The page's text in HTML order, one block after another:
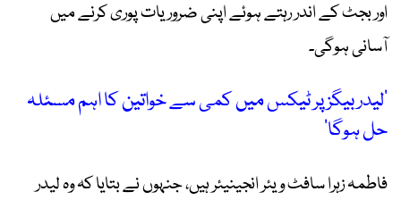
اور بجٹ کے اندر رہتے ہوئے اپنی ضروریات پوری کرنے میں
آسانی ہوگی۔
’لیدر بیگز پر ٹیکس میں کمی سے خواتین کا اہم مسئلہ
حل ہوگا‘
فاطمہ زہرا سافٹ ویئر انجینیئر ہیں، جنہوں نے بتایا کہ وہ لیدر